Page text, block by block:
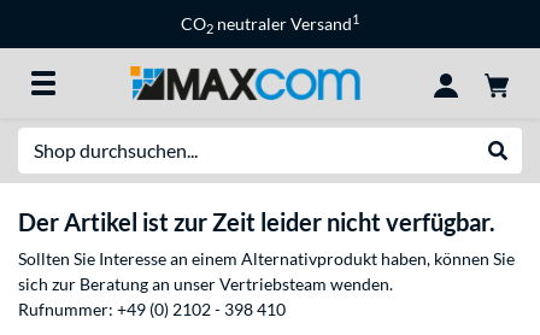
CO2 neutraler Versand1
Der Artikel ist zur Zeit leider nicht verfügbar.
Sollten Sie Interesse an einem Alternativprodukt haben, können Sie
sich zur Beratung an unser Vertriebsteam wenden.
Rufnummer: +49 (0) 2102 - 398 410